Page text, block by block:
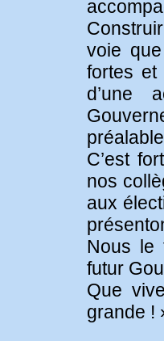
voie
fortes et
d’une
C’est
nos
aux
Nous le
futur
Que
grande !